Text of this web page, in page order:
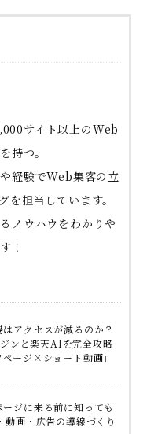
サイト以上のWeb
持つ。
経験でWeb集客の立
を担当しています。
ノウハウをわかりや
！
アクセスが減るのか？
ンと楽天AIを完全攻略
ージ×ショート動画」
ジに来る前に知っても
動画・広告の導線づくり